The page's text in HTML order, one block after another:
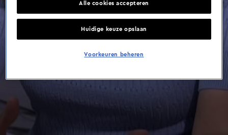
Alle cookies accepteren
Huidige keuze opslaan
Voorkeuren beheren